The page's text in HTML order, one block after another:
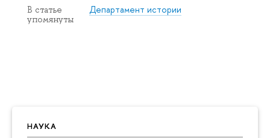
НАУКА
В статье
упомянуты
Департамент истории